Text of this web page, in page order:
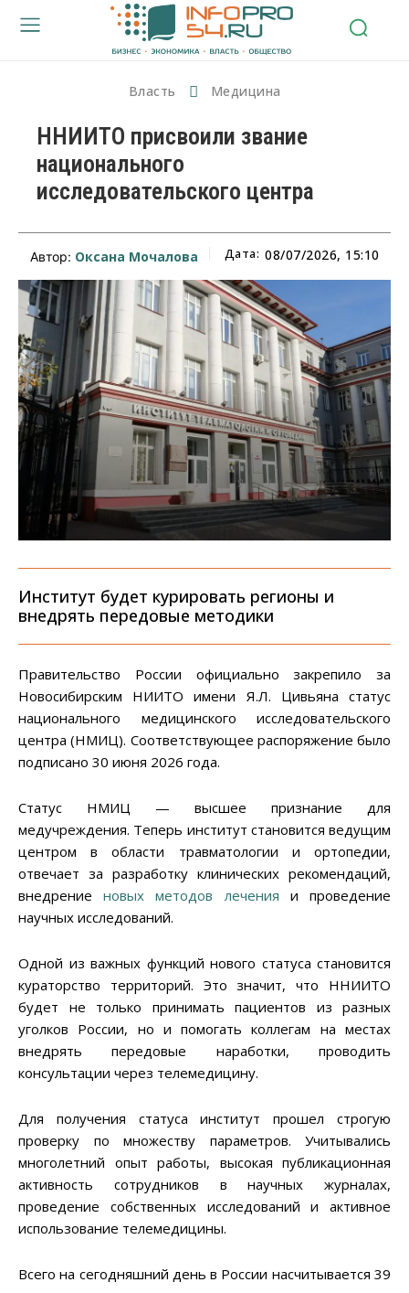
Власть Медицина
ННИИТО присвоили звание
национального
исследовательского центра
Автор: Оксана Мочалова Дата: 08/07/2026, 15:10
Институт будет курировать регионы и
внедрять передовые методики
Правительство России официально закрепило за
Новосибирским НИИТО имени Я.Л. Цивьяна статус
национального медицинского исследовательского
центра (НМИЦ). Соответствующее распоряжение было
подписано 30 июня 2026 года.
Статус НМИЦ — высшее признание для
медучреждения. Теперь институт становится ведущим
центром в области травматологии и ортопедии,
отвечает за разработку клинических рекомендаций,
внедрениеновых методов лечения и проведение
научных исследований.
Одной из важных функций нового статуса становится
кураторство территорий. Это значит, что ННИИТО
будет не только принимать пациентов из разных
уголков России, но и помогать коллегам на местах
внедрять передовые наработки, проводить
консультации через телемедицину.
Для получения статуса институт прошел строгую
проверку по множеству параметров. Учитывались
многолетний опыт работы, высокая публикационная
активность сотрудников в научных журналах,
проведение собственных исследований и активное
использование телемедицины.
Всего на сегодняшний день в России насчитывается 39